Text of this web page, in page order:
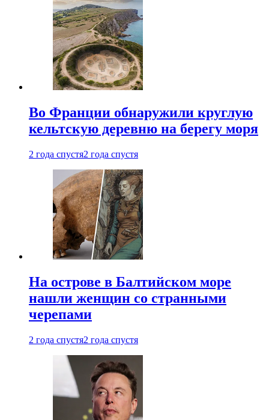
Во Франции обнаружили круглую
кельтскую деревню на берегу моря
2 года спустя2 года спустя
На острове в Балтийском море
нашли женщин со странными
черепами
2 года спустя2 года спустя